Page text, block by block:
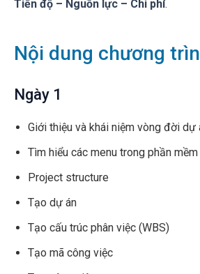
Tiến độ – Nguồn lực – Chi phí.
Nội dung chương
Ngày 1
Giới thiệu và khái niệm vòng đời dự
Tìm hiểu các menu trong phần
Project structure
Tạo dự án
Tạo cấu trúc phân việc (WBS)
Tạo mã công việc